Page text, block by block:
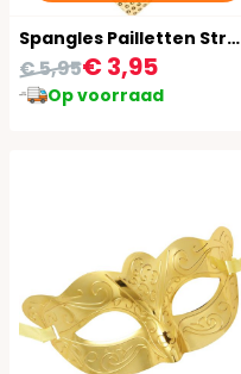
Spangles Pailletten Stropdas Goud
€ 3,95
€ 5,95
Op voorraad